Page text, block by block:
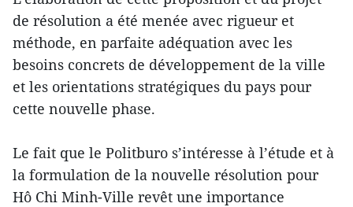
de résolution a été menée avec rigueur et
méthode, en parfaite adéquation avec les
besoins concrets de développement de la ville
et les orientations stratégiques du pays pour
cette nouvelle phase.
Le fait que le Politburo s’intéresse à l’étude et à
la formulation de la nouvelle résolution pour
Hô Chi Minh-Ville revêt une importance